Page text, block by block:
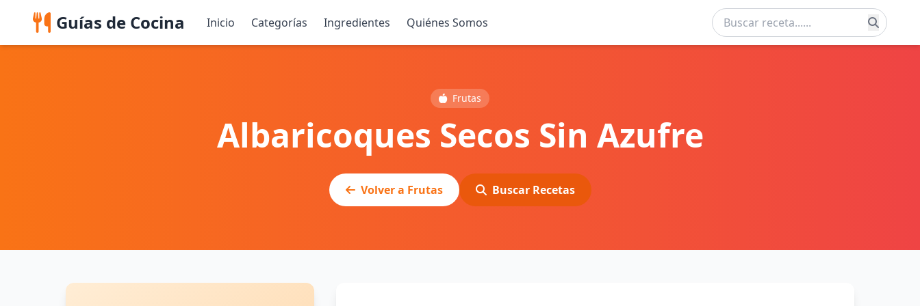
Guías de Cocina Inicio Categorías Ingredientes Quiénes Somos
Frutas
Albaricoques Secos Sin Azufre
Volver a Frutas Buscar Recetas